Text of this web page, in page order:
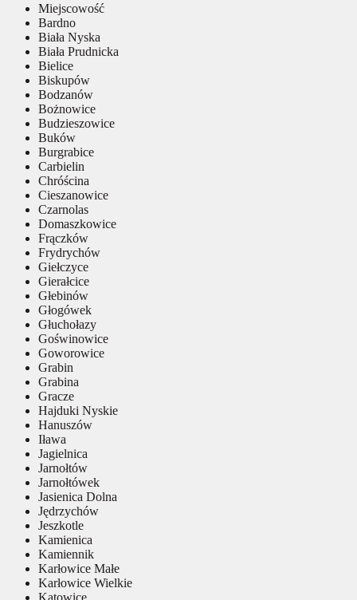
Miejscowość
Bardno
Biała Nyska
Biała Prudnicka
Bielice
Biskupów
Bodzanów
Bożnowice
Budzieszowice
Buków
Burgrabice
Carbielin
Chróścina
Cieszanowice
Czarnolas
Domaszkowice
Frączków
Frydrychów
Giełczyce
Gierałcice
Głebinów
Głogówek
Głuchołazy
Goświnowice
Goworowice
Grabin
Grabina
Gracze
Hajduki Nyskie
Hanuszów
Iława
Jagielnica
Jarnołtów
Jarnołtówek
Jasienica Dolna
Jędrzychów
Jeszkotle
Kamienica
Kamiennik
Karłowice Małe
Karłowice Wielkie
Katowice